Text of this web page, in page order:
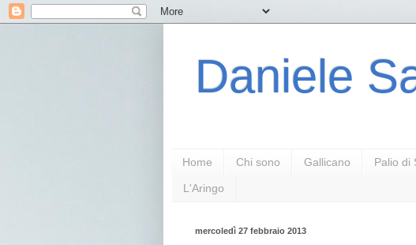
Daniele
Home Chi sono Gallicano Palio di
L'Aringo
mercoledì 27 febbraio 2013